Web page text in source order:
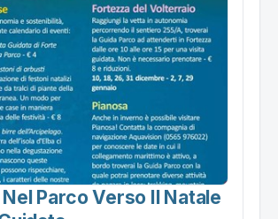
Parco Verso Il Natale